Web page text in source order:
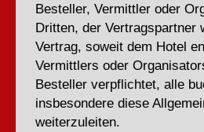
Besteller, Vermittler oder
Dritten, der Vertragspartner
Vertrag, soweit dem Hotel
Vermittlers oder
Besteller verpflichtet, alle
insbesondere diese
weiterzuleiten.